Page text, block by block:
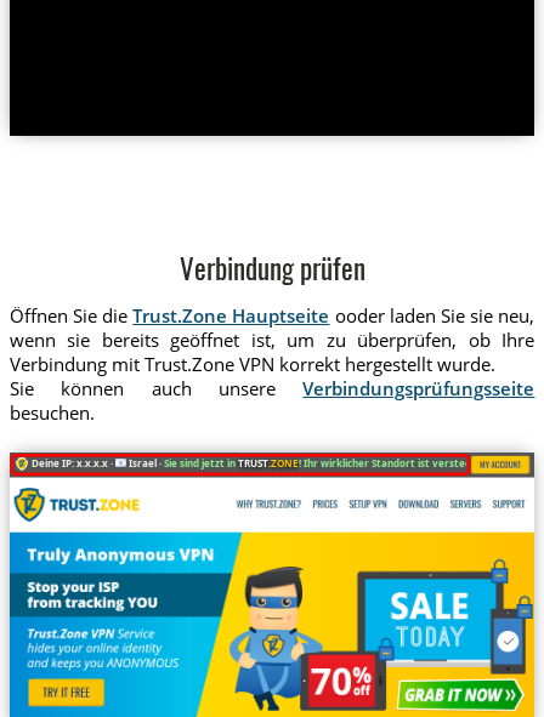
Verbindung prüfen
Öffnen Sie dieTrust.Zone Hauptseite ooder laden Sie sie neu,
wenn sie bereits geöffnet ist, um zu überprüfen, ob Ihre
Verbindung mit Trust.Zone VPN korrekt hergestellt wurde.
Sie können auch unsereVerbindungsprüfungsseite
besuchen.
Deine IP: x.x.x.x · Israel ·Sie sind jetzt inTRUST.ZONE! Ihr wirklicher Standort ist versteckt!